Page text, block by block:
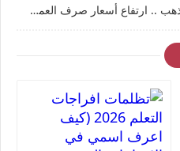
سوق المشير لأسعار العملات والذهب .. ارتفاع أسعار صرف العملات الأجنبية مقابل الدينار الليبي في السوق الموازي اليوم